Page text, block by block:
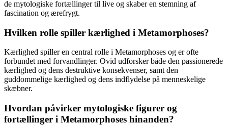
de mytologiske fortællinger til live og skaber en stemning af
fascination og ærefrygt.
Hvilken rolle spiller kærlighed i Metamorphoses?
Kærlighed spiller en central rolle i Metamorphoses og er ofte
forbundet med forvandlinger. Ovid udforsker både den passionerede
kærlighed og dens destruktive konsekvenser, samt den
guddommelige kærlighed og dens indflydelse på menneskelige
skæbner.
Hvordan påvirker mytologiske figurer og
fortællinger i Metamorphoses hinanden?